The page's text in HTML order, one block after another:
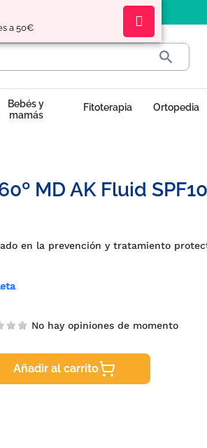
a 50€

Bebés y
mamás
Fitoterapia Ortopedia
MD AK Fluid
en la prevención y tratamiento
No hay opiniones de momento
Añadir al carrito